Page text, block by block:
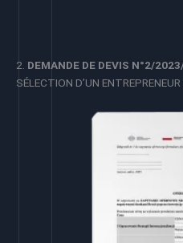
2. DEMANDE DE DEVIS N°2/
SÉLECTION D’UN